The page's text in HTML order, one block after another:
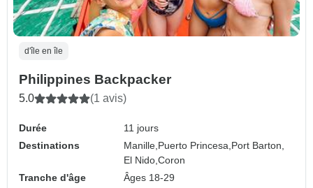
d'île en île
Philippines Backpacker
5.0 (1 avis)
Durée
11 jours
Destinations
Manille, Puerto Princesa, Port Barton,
El Nido,Coron
Tranche d'âge
Âges 18-29